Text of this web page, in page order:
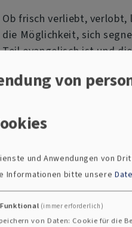
Ob frisch verliebt, verlobt,
die Möglichkeit, sich
Teil evangelisch ist und
Vorlaufzeit oder
heiraten
von
und Anwendungen von
Informationen bitte unsere
Funktional (immer erforderlich)
von Daten: Cookie für die